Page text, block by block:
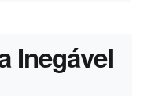
Inegável